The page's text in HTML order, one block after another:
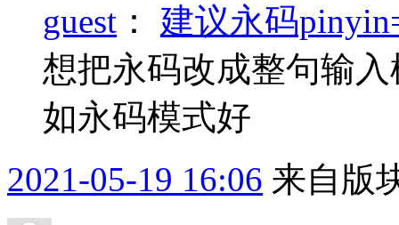
guest ： 建议永码
想把永码改成整句输
如永码模式好
2021-05-19 16:06 来自版